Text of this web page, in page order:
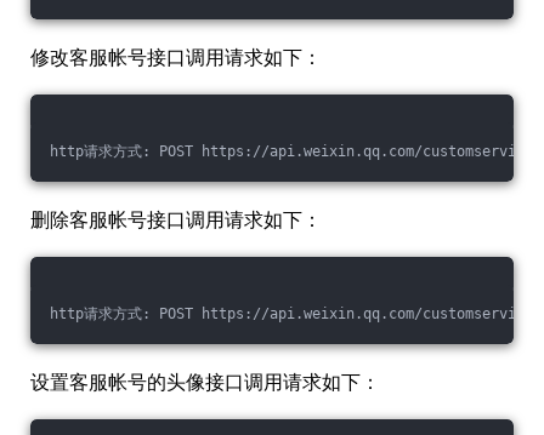
修改客服帐号接口调用请求如下：
http请求方式: POST https://api.weixin.qq.com/customservice/
删除客服帐号接口调用请求如下：
http请求方式: POST https://api.weixin.qq.com/customservice/
设置客服帐号的头像接口调用请求如下：